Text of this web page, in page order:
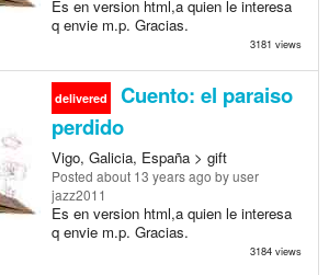
Es en version html,a quien le interesa
q envie m.p. Gracias.
3181 views
delivered
Cuento: el paraiso
perdido
Vigo, Galicia, España > gift
Posted about 13 years ago by user
jazz2011
Es en version html,a quien le interesa
q envie m.p. Gracias.
3184 views